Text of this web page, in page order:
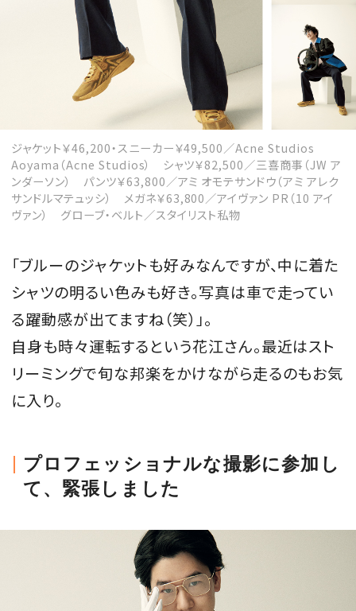
ジャケット￥46,200・スニーカー￥49,500／Acne Studios
Aoyama（Acne Studios） シャツ￥82,500／三喜商事（JW ア
ンダーソン） パンツ￥63,800／アミ オモテサンドウ（アミ アレク
サンドルマテュッシ） メガネ￥63,800／アイヴァン PR（10 アイ
ヴァン） グローブ・ベルト／スタイリスト私物
「ブルーのジャケットも好みなんですが、中に着た
シャツの明るい色みも好き。写真は車で走ってい
る躍動感が出てますね（笑）」。
自身も時々運転するという花江さん。最近はスト
リーミングで旬な邦楽をかけながら走るのもお気
に入り。
プロフェッショナルな撮影に参加し
て、緊張しました